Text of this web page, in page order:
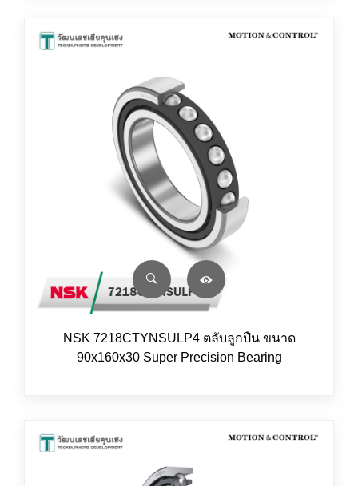
NSK 7218CTYNSULP4 ตลับลูกปืน ขนาด
90x160x30 Super Precision Bearing